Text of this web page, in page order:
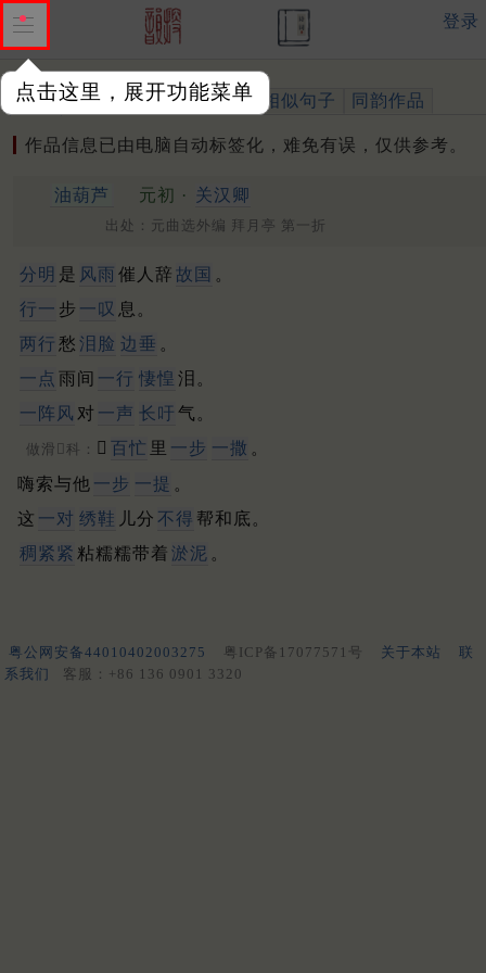
点击这里，展开功能菜单
登录
作品 标注四声 出处、引用 相似句子 同韵作品
作品信息已由电脑自动标签化，难免有误，仅供参考。
油葫芦 元初 · 关汉卿
出处：元曲选外编 拜月亭 第一折
分明 是 风雨 催人辞 故国 。
行一 步 一叹 息。
两行 愁 泪脸 边垂 。
一点 雨间 一行 悽惶 泪。
一阵风 对 一声 长吁 气。
做滑𢬡科： 𡄖 百忙 里 一步 一撒 。
嗨索与他 一步 一提 。
这 一对 绣鞋 儿分 不得 帮和底。
稠紧紧 粘糯糯带着 淤泥 。
粤公网安备44010402003275 粤ICP备17077571号 关于本站
联
系我们
客服：+86 136 0901 3320